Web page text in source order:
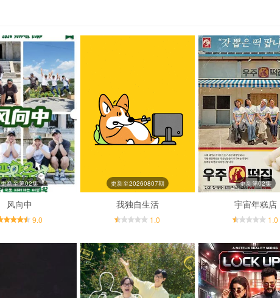
更新至第02集
风向中
9.0
更新至20260807期
我独自生活
1.0
更新第02集
宇宙年糕店
1.0